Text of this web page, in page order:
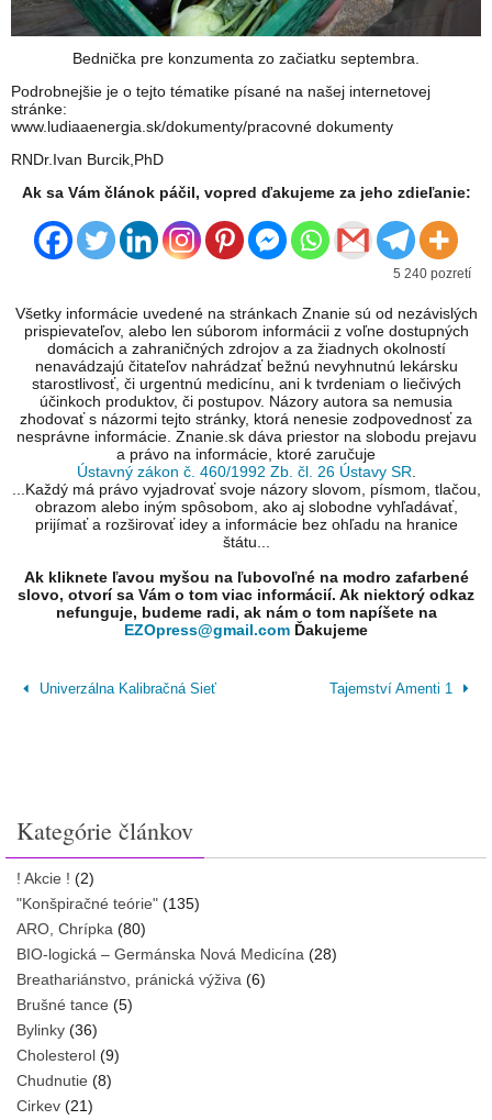
Bednička pre konzumenta zo začiatku septembra.
Podrobnejšie je o tejto tématike písané na našej internetovej
stránke:
www.ludiaaenergia.sk/dokumenty/pracovné dokumenty
RNDr.Ivan Burcik,PhD
Ak sa Vám článok páčil, vopred ďakujeme za jeho zdieľanie:
5 240 pozretí
Všetky informácie uvedené na stránkach Znanie sú od nezávislých
prispievateľov, alebo len súborom informácii z voľne dostupných
domácich a zahraničných zdrojov a za žiadnych okolností
nenavádzajú čitateľov nahrádzať bežnú nevyhnutnú lekársku
starostlivosť, či urgentnú medicínu, ani k tvrdeniam o liečivých
účinkoch produktov, či postupov. Názory autora sa nemusia
zhodovať s názormi tejto stránky, ktorá nenesie zodpovednosť za
nesprávne informácie. Znanie.sk dáva priestor na slobodu prejavu
a právo na informácie, ktoré zaručuje
Ústavný zákon č. 460/1992 Zb. čl. 26 Ústavy SR
...Každý má právo vyjadrovať svoje názory slovom, písmom, tlačou,
obrazom alebo iným spôsobom, ako aj slobodne vyhľadávať,
prijímať a rozširovať idey a informácie bez ohľadu na hranice
štátu...
Ak kliknete ľavou myšou na ľubovoľné na modro zafarbené
slovo, otvorí sa Vám o tom viac informácií. Ak niektorý odkaz
nefunguje, budeme radi, ak nám o tom napíšete na
EZOpress@gmail.com Ďakujeme
Univerzálna Kalibračná Sieť Tajemství Amenti 1
Kategórie článkov
! Akcie ! (2)
"Konšpiračné teórie" (135)
ARO, Chrípka (80)
BIO-logická – Germánska Nová Medicína (28)
Breathariánstvo, pránická výživa (6)
Brušné tance (5)
Bylinky (36)
Cholesterol (9)
Chudnutie (8)
Cirkev (21)